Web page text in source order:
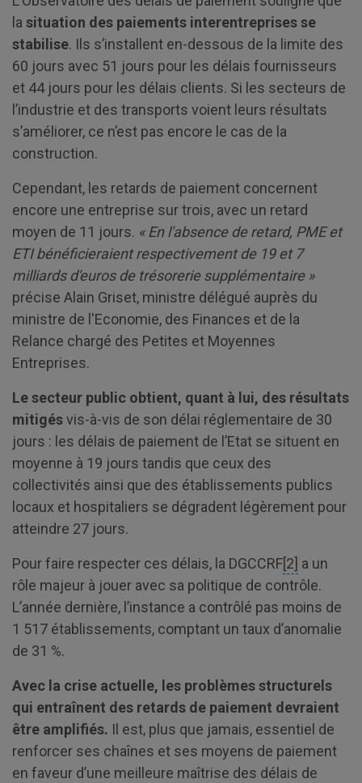
la situation des paiements interentreprises se
stabilise. Ils s’installent en-dessous de la limite des
60 jours avec 51 jours pour les délais fournisseurs
et 44 jours pour les délais clients. Si les secteurs de
l’industrie et des transports voient leurs résultats
s’améliorer, ce n’est pas encore le cas de la
construction.
Cependant, les retards de paiement concernent
encore une entreprise sur trois, avec un retard
moyen de 11 jours. « En l'absence de retard, PME et
ETI bénéficieraient respectivement de 19 et 7
milliards d'euros de trésorerie supplémentaire »
précise Alain Griset, ministre délégué auprès du
ministre de l'Economie, des Finances et de la
Relance chargé des Petites et Moyennes
Entreprises.
Le secteur public obtient, quant à lui, des résultats
mitigésvis-à-vis de son délai réglementaire de 30
jours : les délais de paiement de l’Etat se situent en
moyenne à 19 jours tandis que ceux des
collectivités ainsi que des établissements publics
locaux et hospitaliers se dégradent légèrement pour
atteindre 27 jours.
Pour faire respecter ces délais, la DGCCRF[2] a un
rôle majeur à jouer avec sa politique de contrôle.
L’année dernière, l’instance a contrôlé pas moins de
1 517 établissements, comptant un taux d’anomalie
de 31 %.
Avec la crise actuelle, les problèmes structurels
qui entraînent des retards de paiement devraient
être amplifiés. Il est, plus que jamais, essentiel de
renforcer ses chaînes et ses moyens de paiement
en faveur d’une meilleure maîtrise des délais de